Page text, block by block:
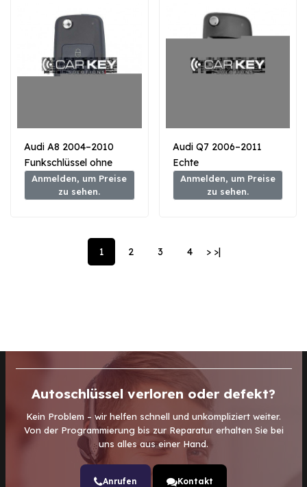
Audi A8 2004–2010
Funkschlüssel ohne
Nähe, 3 Tasten, 433
MHz, PCF7946A, FCC-
Anmelden, um Preise
zu sehen.
Audi Q7 2006–2011
Echte
Klappfernbedienung
mit 3 Tasten, 868 MHz
Anmelden, um Preise
zu sehen.
1 2 3 4 > >|
Autoschlüssel verloren oder defekt?
Kein Problem – wir helfen schnell und unkompliziert weiter.
Von der Programmierung bis zur Reparatur erhalten Sie bei
uns alles aus einer Hand.
Anrufen Kontakt